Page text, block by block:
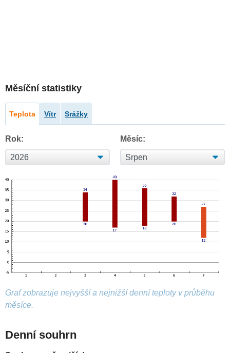
Měsíční statistiky
Teplota Vítr Srážky
Rok: Měsíc:
Graf zobrazuje nejvyšší a nejnižší denní teploty v průběhu
měsíce.
Denní souhrn